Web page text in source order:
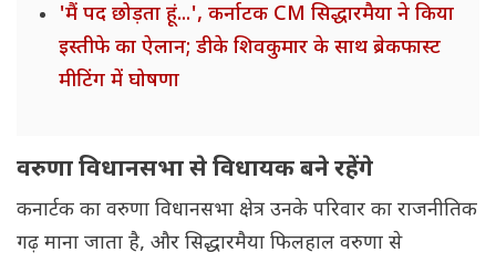
'मैं पद छोड़ता हूं...', कर्नाटक CM सिद्धारमैया ने किया
इस्तीफे का ऐलान; डीके शिवकुमार के साथ ब्रेकफास्ट
मीटिंग में घोषणा
वरुणा विधानसभा से विधायक बने रहेंगे
कनार्टक का वरुणा विधानसभा क्षेत्र उनके परिवार का राजनीतिक
गढ़ माना जाता है, और सिद्धारमैया फिलहाल वरुणा से